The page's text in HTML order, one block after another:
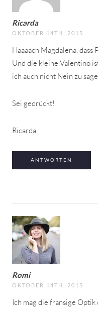
Ricarda
OKTOBER 14TH, 2015
Haaaach Magdalena,
Und die kleine Valentino
ich auch nicht Nein zu
Sei gedrückt!
Ricarda
ANTWORTEN
Romi
OKTOBER 14TH, 2015
Ich mag die fransige Optik